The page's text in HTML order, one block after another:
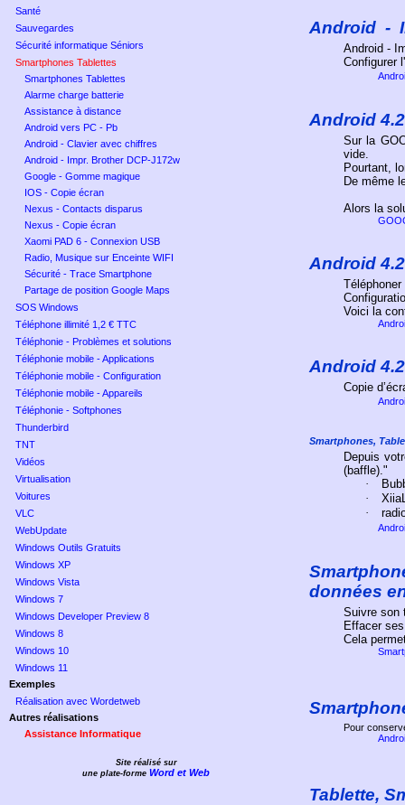
Santé
Sauvegardes
Sécurité informatique Séniors
Smartphones Tablettes
Smartphones Tablettes
Alarme charge batterie
Assistance à distance
Android vers PC - Pb
Android - Clavier avec chiffres
Android - Impr. Brother DCP-J172w
Google - Gomme magique
IOS - Copie écran
Nexus - Contacts disparus
Nexus - Copie écran
Xaomi PAD 6 - Connexion USB
Radio, Musique sur Enceinte WIFI
Sécurité - Trace Smartphone
Partage de position Google Maps
SOS Windows
Téléphone illimité 1,2 € TTC
Téléphonie - Problèmes et solutions
Téléphonie mobile - Applications
Téléphonie mobile - Configuration
Téléphonie mobile - Appareils
Téléphonie - Softphones
Thunderbird
TNT
Vidéos
Virtualisation
Voitures
VLC
WebUpdate
Windows Outils Gratuits
Windows XP
Windows Vista
Windows 7
Windows Developer Preview 8
Windows 8
Windows 10
Windows 11
Exemples
Réalisation avec Wordetweb
Autres réalisations
Assistance Informatique
Site réalisé sur
une plate-forme Word et Web
Android -
Android -
Configurer
Android 4.2
Sur la
vide.
Pourtant,
De même
Alors la
Android 4.2
Voici la
Android 4.2
Copie
Smartphones,
Depuis
(baffle)."
·
·
·
données
Suivre son
Effacer
Cela
Pour
Tablette,